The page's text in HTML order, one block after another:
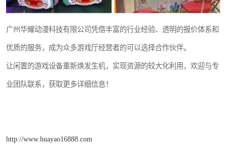
广州华耀动漫科技有限公司凭借丰富的行业经验、透明的报价体系和
优质的服务，成为众多游戏厅经营者的可以选择合作伙伴。
让闲置的游戏设备重新焕发生机，实现资源的较大化利用，欢迎与专
业团队联系，获取更多详细信息！
http://www.huayao16888.com